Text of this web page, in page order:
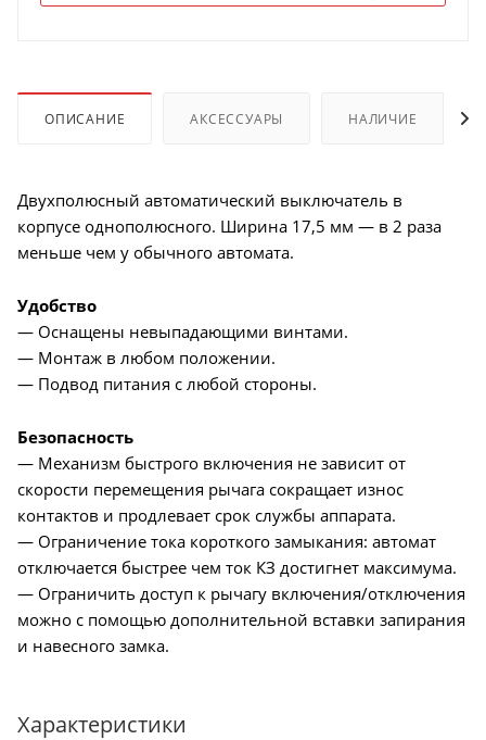
ОПИСАНИЕ АКСЕССУАРЫ НАЛИЧИЕ
Двухполюсный автоматический выключатель в
корпусе однополюсного. Ширина 17,5 мм — в 2 раза
меньше чем у обычного автомата.
Удобство
— Оснащены невыпадающими винтами.
— Монтаж в любом положении.
— Подвод питания с любой стороны.
Безопасность
— Механизм быстрого включения не зависит от
скорости перемещения рычага сокращает износ
контактов и продлевает срок службы аппарата.
— Ограничение тока короткого замыкания: автомат
отключается быстрее чем ток КЗ достигнет максимума.
— Ограничить доступ к рычагу включения/отключения
можно с помощью дополнительной вставки запирания
и навесного замка.
Характеристики